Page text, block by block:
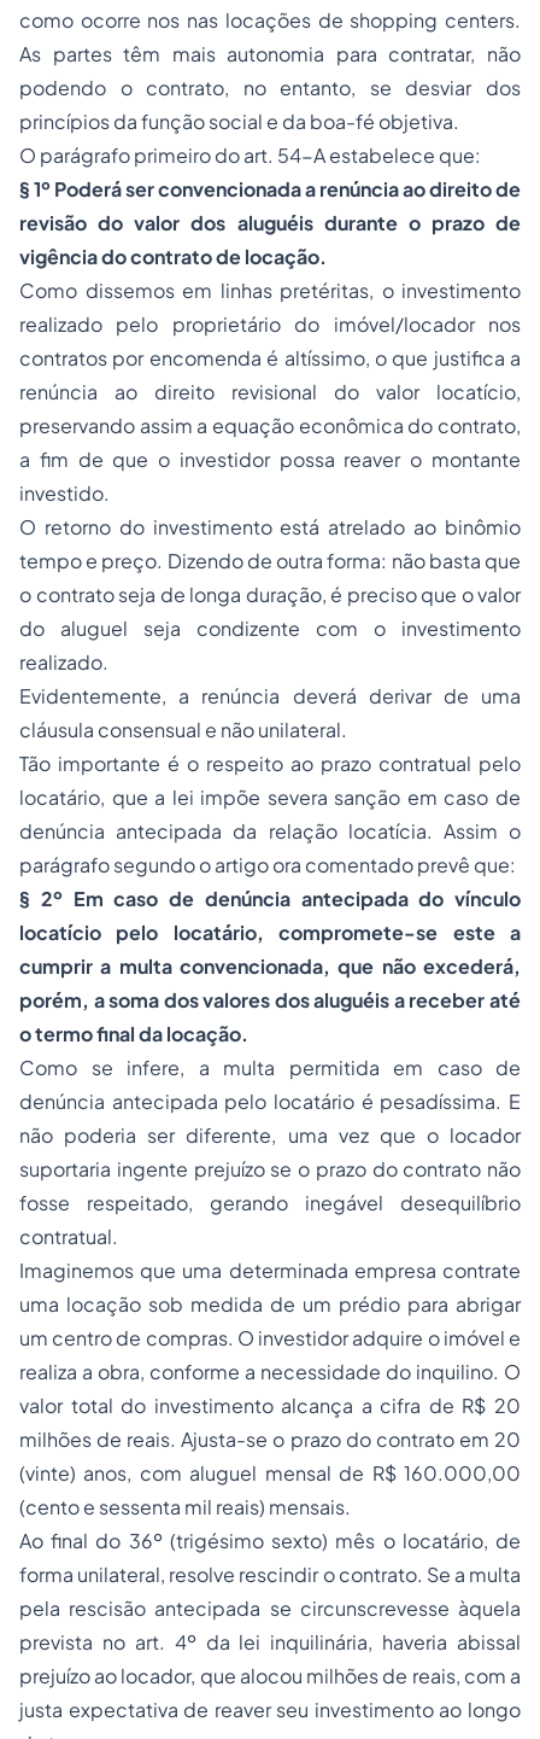
como ocorre nos nas locações de shopping centers.
As partes têm mais autonomia para contratar, não
podendo o contrato, no entanto, se desviar dos
princípios da função social e da boa-fé objetiva.
O parágrafo primeiro do art. 54-A estabelece que:
§ 1º Poderá ser convencionada a renúncia ao direito de
revisão do valor dos aluguéis durante o prazo de
vigência do contrato de locação.
Como dissemos em linhas pretéritas, o investimento
realizado pelo proprietário do imóvel/locador nos
contratos por encomenda é altíssimo, o que justifica a
renúncia ao direito revisional do valor locatício,
preservando assim a equação econômica do contrato,
a fim de que o investidor possa reaver o montante
investido.
O retorno do investimento está atrelado ao binômio
tempo e preço. Dizendo de outra forma: não basta que
o contrato seja de longa duração, é preciso que o valor
do aluguel seja condizente com o investimento
realizado.
Evidentemente, a renúncia deverá derivar de uma
cláusula consensual e não unilateral.
Tão importante é o respeito ao prazo contratual pelo
locatário, que a lei impõe severa sanção em caso de
denúncia antecipada da relação locatícia. Assim o
parágrafo segundo o artigo ora comentado prevê que:
§ 2º Em caso de denúncia antecipada do vínculo
locatício pelo locatário, compromete-se este a
cumprir a multa convencionada, que não excederá,
porém, a soma dos valores dos aluguéis a receber até
o termo ﬁnal da locação.
Como se infere, a multa permitida em caso de
denúncia antecipada pelo locatário é pesadíssima. E
não poderia ser diferente, uma vez que o locador
suportaria ingente prejuízo se o prazo do contrato não
fosse respeitado, gerando inegável desequilíbrio
contratual.
Imaginemos que uma determinada empresa contrate
uma locação sob medida de um prédio para abrigar
um centro de compras. O investidor adquire o imóvel e
realiza a obra, conforme a necessidade do inquilino. O
valor total do investimento alcança a cifra de R$ 20
milhões de reais. Ajusta-se o prazo do contrato em 20
(vinte) anos, com aluguel mensal de R$ 160.000,00
(cento e sessenta mil reais) mensais.
Ao final do 36º (trigésimo sexto) mês o locatário, de
forma unilateral, resolve rescindir o contrato. Se a multa
pela rescisão antecipada se circunscrevesse àquela
prevista no art. 4º da lei inquilinária, haveria abissal
prejuízo ao locador, que alocou milhões de reais, com a
justa expectativa de reaver seu investimento ao longo